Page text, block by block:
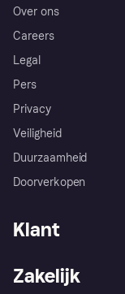
Over ons
Careers
Legal
Pers
Privacy
Veiligheid
Duurzaamheid
Doorverkopen
Klant
Zakelijk